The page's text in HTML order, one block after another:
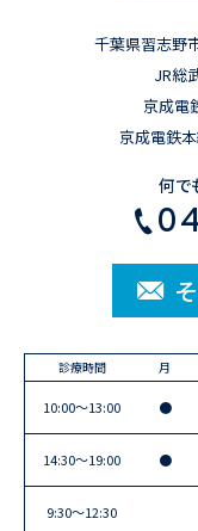
千葉県習志野
JR総
京成電
京成電鉄
何で
診療時間 月
10:00〜13:00 ●
14:30〜19:00 ●
9:30〜12:30